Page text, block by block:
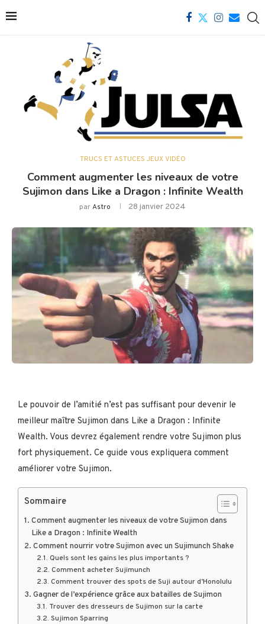
TRUCS ET ASTUCES JEUX VIDÉO
Comment augmenter les niveaux de votre
Sujimon dans Like a Dragon : Infinite Wealth
parAstro 28 janvier 2024
Le pouvoir de l’amitié n’est pas suffisant pour devenir le
meilleur maître Sujimon dans Like a Dragon : Infinite
Wealth. Vous devrez également rendre votre Sujimon plus
fort physiquement. Ce guide vous expliquera comment
améliorer votre Sujimon.
Sommaire
Comment augmenter les niveaux de votre Sujimon dans
Like a Dragon : Infinite Wealth
Comment nourrir votre Sujimon avec un Sujimunch Shake
Quels sont les gains les plus importants ?
Comment acheter Sujimunch
Comment trouver des spots de Suji autour d’Honolulu
Gagner de l’expérience grâce aux batailles de Sujimon
Trouver des dresseurs de Sujimon sur la carte
Sujimon Sparring